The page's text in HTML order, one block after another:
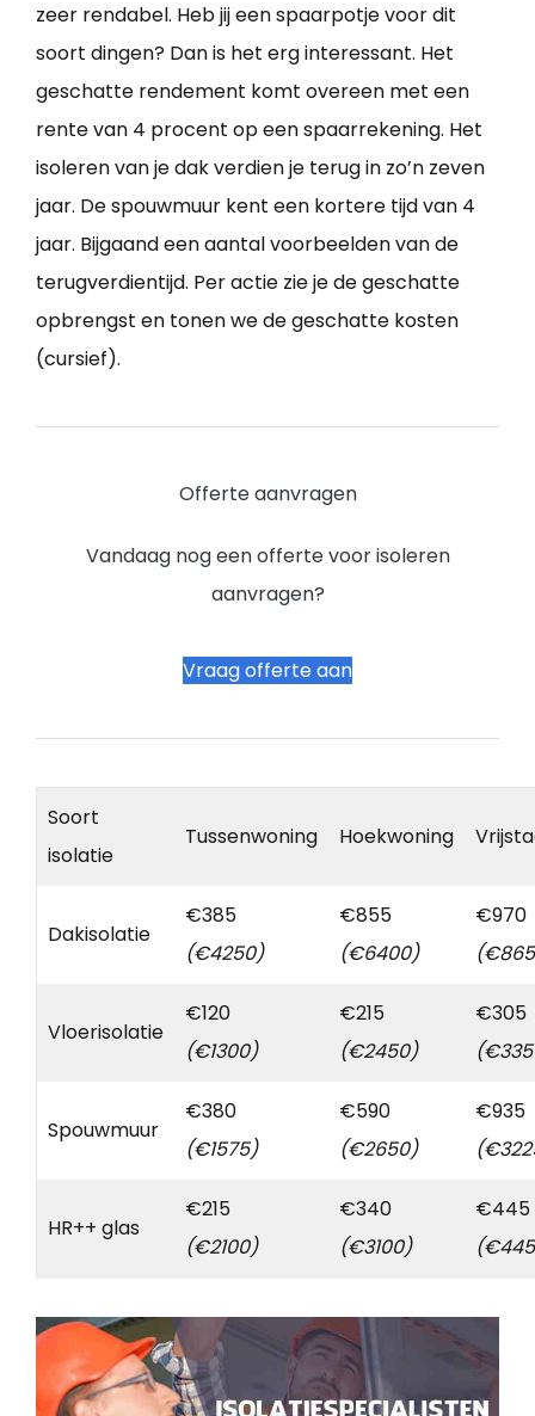
zeer rendabel. Heb jij een spaarpotje voor dit
soort dingen? Dan is het erg interessant. Het
geschatte rendement komt overeen met een
rente van 4 procent op een spaarrekening. Het
isoleren van je dak verdien je terug in zo’n zeven
jaar. De spouwmuur kent een kortere tijd van 4
jaar. Bijgaand een aantal voorbeelden van de
terugverdientijd. Per actie zie je de geschatte
opbrengst en tonen we de geschatte kosten
(cursief).
Offerte aanvragen
Vandaag nog een offerte voor isoleren
aanvragen?
Vraag offerte aan
Soort
isolatie
Tussenwoning Hoekwoning
Dakisolatie
€385
(€4250)
€855
(€6400)
€970
Vloerisolatie
€120
(€1300)
€215
(€2450)
€305
Spouwmuur
€380
(€1575)
€590
(€2650)
€935
HR++ glas
€215
(€2100)
€340
(€3100)
€445